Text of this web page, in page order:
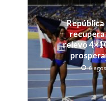
recupera
relevo
6